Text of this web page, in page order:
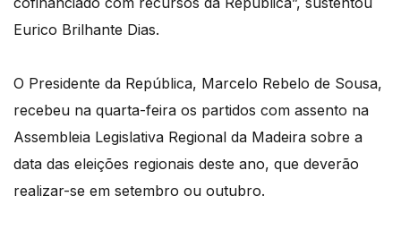
Eurico Brilhante Dias.
O Presidente da República, Marcelo Rebelo de Sousa,
recebeu na quarta-feira os partidos com assento na
Assembleia Legislativa Regional da Madeira sobre a
data das eleições regionais deste ano, que deverão
realizar-se em setembro ou outubro.